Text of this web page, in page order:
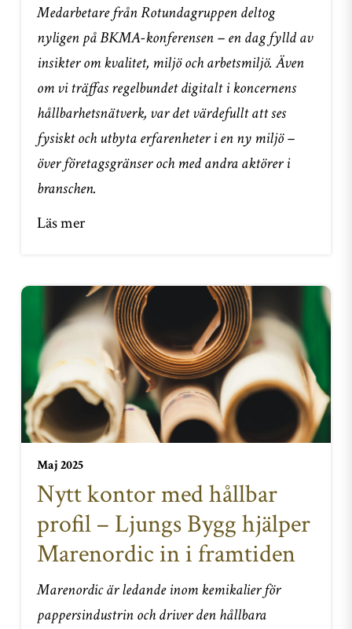
Medarbetare från Rotundagruppen deltog
nyligen på BKMA-konferensen – en dag fylld av
insikter om kvalitet, miljö och arbetsmiljö. Även
om vi träffas regelbundet digitalt i koncernens
hållbarhetsnätverk, var det värdefullt att ses
fysiskt och utbyta erfarenheter i en ny miljö –
över företagsgränser och med andra aktörer i
branschen.
Läs mer
Maj 2025
Nytt kontor med hållbar
profil – Ljungs Bygg hjälper
Marenordic in i framtiden
Marenordic är ledande inom kemikalier för
pappersindustrin och driver den hållbara